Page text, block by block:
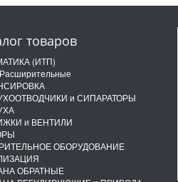
товаров
(ИТП)
и СИПАРАТОРЫ
и ВЕНТИЛИ
ОБОРУДОВАНИЕ
ОБРАТНЫЕ